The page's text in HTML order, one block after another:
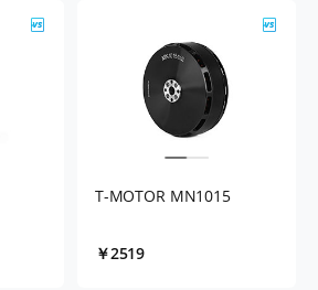
T-MOTOR MN1015
￥2519